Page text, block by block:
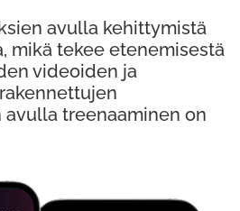
avulla kehittymistä
mikä tekee etenemisestä
videoiden ja
treenaaminen on